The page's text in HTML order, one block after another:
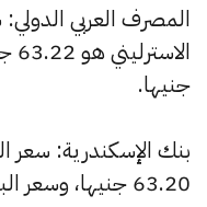
المصرف العربي
جنيها.
بنك الإسكندرية: سعر
63.20 جنيها، وسعر البيع هو 63.63 جنيها.